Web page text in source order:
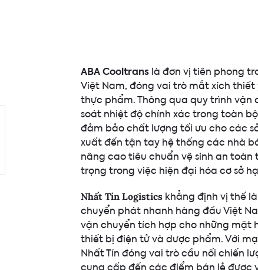
ABA Cooltranslà đơn vị tiên phong
Việt Nam, đóng vai trò mắt xích
thực phẩm. Thông qua quy trình vận
soát nhiệt độ chính xác trong toàn
đảm bảo chất lượng tối ưu cho các
xuất đến tận tay hệ thống các nhà
nâng cao tiêu chuẩn vệ sinh an
trọng trong việc hiện đại hóa cơ sở
Nhất Tín Logisticskhẳng định vị thế
chuyển phát nhanh hàng đầu Việt
vận chuyển tích hợp cho những mặt
thiết bị điện tử và dược phẩm. Với
Nhất Tín đóng vai trò cầu nối chiến
cung cấp đến các điểm bán lẻ được